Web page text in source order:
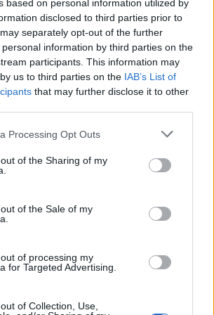
based on personal information utilized by
disclosed to third parties prior to
separately opt-out of the further
information by third parties on the
participants. This information may
us to third parties on the IAB’s List of
that may further disclose it to other
Processing Opt Outs
of the Sharing of my
of the Sale of my
of processing my
for Targeted Advertising.
of Collection, Use,
reactivación de la Línea 35, que transita
y La Ballena, con paso por la carretera
Díaz Casanova, Las Torres, La
se ha configurado un horario con
la terminal del Auditorio (la primera,
y la última, a las 21:45 horas) y otras
en La Ballena (que dispone de la
de la tarde de este domingo 19 se podrá
guaguas.com.
de ampliación de frecuencias y
sus servicios, mientras que a partir
26 son las líneas 7 y 11 las que
su oferta.
coopera con el